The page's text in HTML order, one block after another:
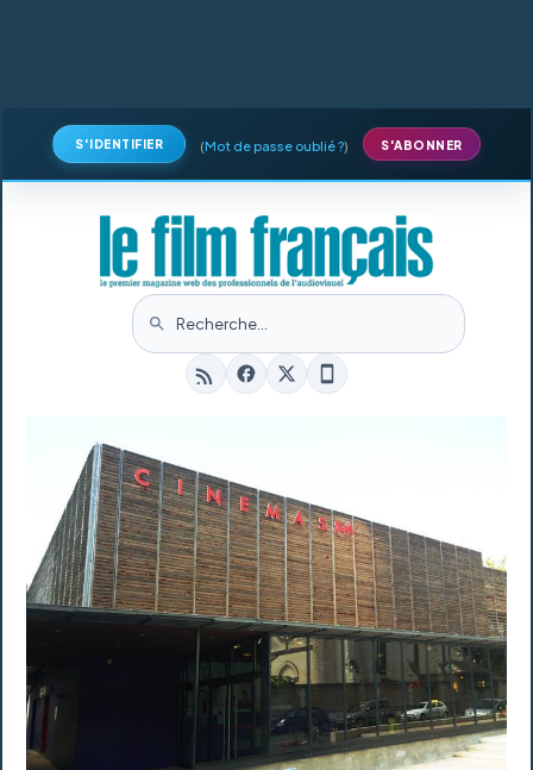
S'IDENTIFIER (Mot de passe oublié ?) S'ABONNER